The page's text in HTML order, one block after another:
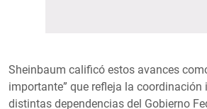
Sheinbaum calificó estos avances
importante” que refleja la coordinación
distintas dependencias del Gobierno